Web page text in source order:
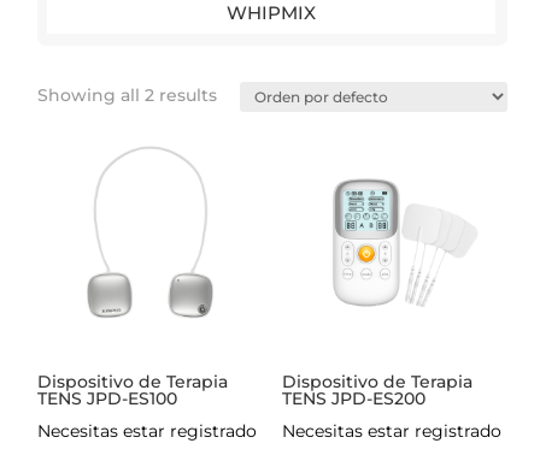
WHIPMIX
Showing all 2 results
Dispositivo de Terapia
TENS JPD-ES100
Necesitas estar registrado
Dispositivo de Terapia
TENS JPD-ES200
Necesitas estar registrado